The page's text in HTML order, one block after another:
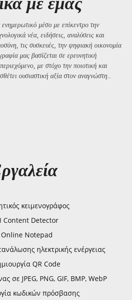
μέσο με επίκεντρο την
νέα, ειδήσεις, αναλύσεις και
τις συσκευές, την ψηφιακή οικονομία
μας βασίζεται σε ερευνητική
με στόχο την ποιοτική και
ουσιαστική αξία στον αναγνώστη..
κειμενογράφος
Content Detector
Online Notepad
ηλεκτρικής ενέργειας
QR Code
σε JPEG, PNG, GIF, BMP, WebP
κωδικών πρόσβασης